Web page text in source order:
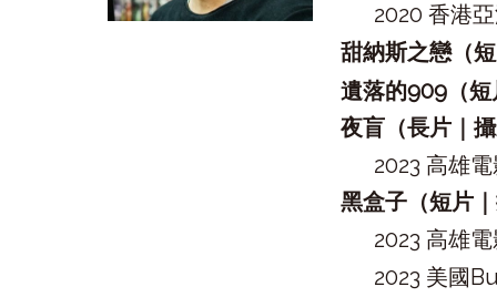
2020 香港
甜納斯之戀（
遺落的909（
夜盲（長片｜
2023 高雄
黑盒子（短片
2023 高雄
2023 美國